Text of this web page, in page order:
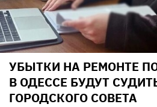
УБЫТКИ НА РЕМОНТЕ
В ОДЕССЕ БУДУТ
ГОРОДСКОГО СОВЕТА